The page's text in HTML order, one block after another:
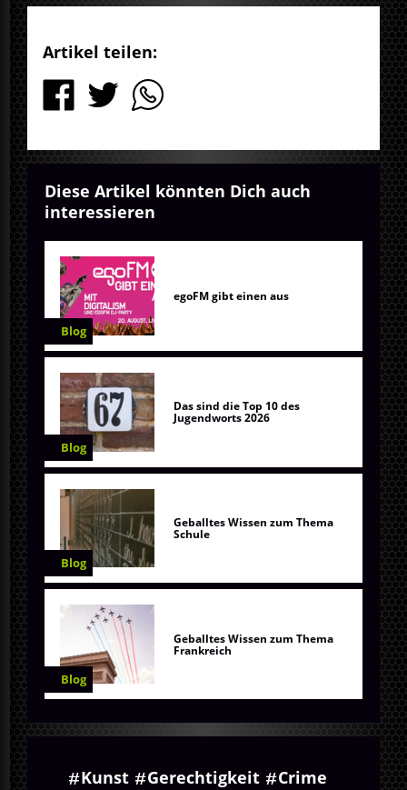
Artikel teilen:
Diese Artikel könnten Dich auch
interessieren
Blog
egoFM gibt einen aus
Blog
Das sind die Top 10 des
Jugendworts 2026
Blog
Geballtes Wissen zum Thema
Schule
Blog
Geballtes Wissen zum Thema
Frankreich
Kunst Gerechtigkeit
Crime